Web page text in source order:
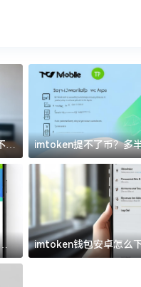
踩
imtoken提不了币？多
imtoken钱包安卓怎么